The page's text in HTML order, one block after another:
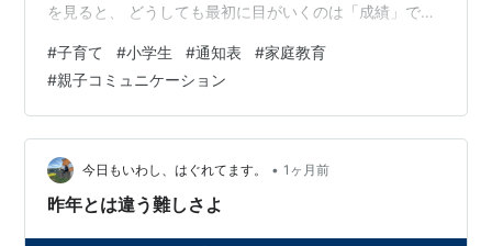
を見ると、 どうしても最初に目がいくのは「成績」で
番お伝えしたいことがあります。 通知表は、子どもを評
価するためのものではありません。 これから伸びていく
ためのヒントがたくさん詰まった"成長の記録"です。 こ
の記事では、 元小中学校教員として、 通知表で本当に見
てほしい５つのポイントをお伝えします。 通知表は「結
果」ではなく「成…
#子育て #小学生 #通知表 #家庭教育
#親子コミュニケーション
今日もいわし、はぐれてます。 • 1ヶ月前
昨年とは違う難しさよ